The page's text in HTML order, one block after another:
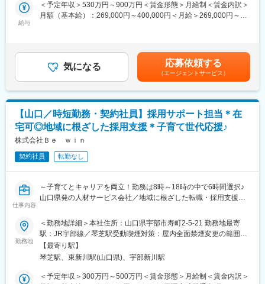
◎配属先メーカーの現場新入社員OJT・技術指導を担うほどの技
術力への圧倒的信頼
◎年齢制限なしの家具付き社宅に月額２万500円で住める
【豊富な研修制度】
個人に任せきりではなく、エンジニア・エリア同士、横のつなが
りもございます。エンジニア主導での研修も行われています。ま
た、各専門ごとの技術研修から、人間力研修まで、業界トップク
ラスのグループ研修体制を整えています。
「研修回数：631回／年」「研修制度を有効活用しているエンジ
ニア：延べ6,762名」など、他社とは比べ物にならないレベルでの
（製造業平均約11％）」「勤続16年以上のエンジニア：約1500
変更の範囲：会社の定める業務
■案件例：
◇自動車・二輪車：エンジン制御システムの設計開発
◇宇宙：ロケット用油圧系機器の開発
・ロケット用のエンジン方向制御油圧系統機器の機能設計や配管
艤装設計
・熱解析や流体解析を実施し組合せ機能評価試験要求書作成
◇ロボット：水中探索ロボットの設計開発
三次元CADを用いて水中探索ロボットの構想設計から詳細設計、
試作実験まで幅広く対応する。
■魅力：
◎エンジニアとしての市場価値向上が年収に直結する評価制度
◎業界や職種を超えたメイテックの仲間とつながり自主勉強会も
含め技術力を研鑽可能
や経験すべき業界を考え、キャリアを形成できる戦略的ローテー
ション制度
◎配属先メーカーの現場新入社員OJT・技術指導を担うほどの技
術力への圧倒的信頼
◎技術単価平均5688円のハイレベルなPJTを担当可能
◎上流工程PJTが約90%
給与
＜予定年収＞530万円～900万円＜賃金形態＞月給制＜賃金内訳＞
月額（基本給）：269,000円～400,000円＜月給＞269,000円～
気になる 応募依頼する
（エージェントサービス）
【山口／時短勤務・契約社員】採用サポート担当＊在
宅可◎地域に根ざした採用支援＊子育て世代応援♪
株式会社Ｂｅ ｗｉｎ
契約社員 転勤なし
仕事内容
～子育てとキャリアを両立！勤務は8時～18時の中で6時間選択♪
山口県発の人材サービス会社／地域に根ざした転職・採用支援～
■この求人のポイント
・営業経験を活かして、人材業界でキャリアを続けられる
・1日6時間勤務で 家庭と仕事を両立しやすい！
・契約社員でも やりがいのある仕事に挑戦できる
■こんな方におすすめ
勤務地
＜勤務地詳細＞本社住所：山口県宇部市寿町2-5-21 勤務地最寄
駅：JR宇部線／琴芝駅受動喫煙対策：屋内全面禁煙変更の範囲：
会社の定める事業所
【最寄り駅】
琴芝駅、東新川駅(山口県)、宇部新川駅
＜予定年収＞300万円～500万円＜賃金形態＞月給制＜賃金内訳＞